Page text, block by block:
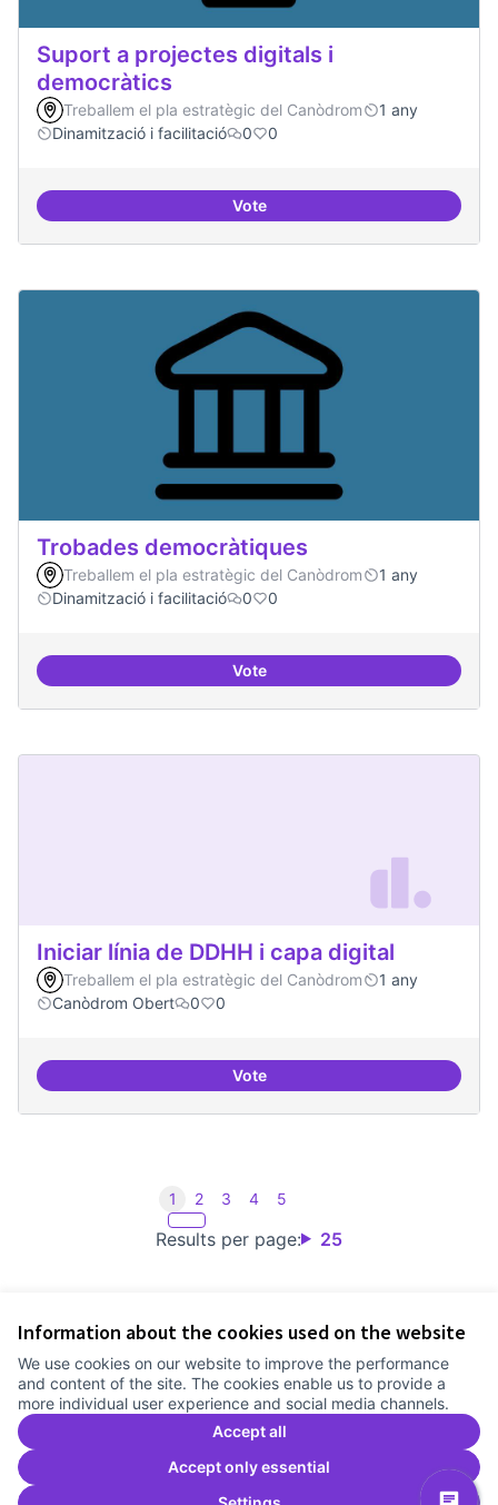
Information about the cookies used on the website
We use cookies on our website to improve the performance
and content of the site. The cookies enable us to provide a
more individual user experience and social media channels.
Accept all
Accept only essential
Suport a projectes digitals i
democràtics
Treballem el pla estratègic del Canòdrom
1 any
Dinamització i facilitació
0 0
VoteSuport a projectes digitals i
Trobades democràtiques
Treballem el pla estratègic del Canòdrom
1 any
Dinamització i facilitació
0 0
VoteTrobades democràtiques
Iniciar línia de DDHH i capa digital
Treballem el pla estratègic del Canòdrom
1 any
Canòdrom Obert
0 0
VoteIniciar línia de DDHH i capa
Results per page: 25
1 2 3 4 5
Cookie settings
Comunitat Canòdrom at Facebook
(External link)
Comunitat Canòdrom at Instagram
(External link)
Comunitat Canòdrom at YouTube
(External link)
English
Triar la llenguaElegir el idiomaChoose language